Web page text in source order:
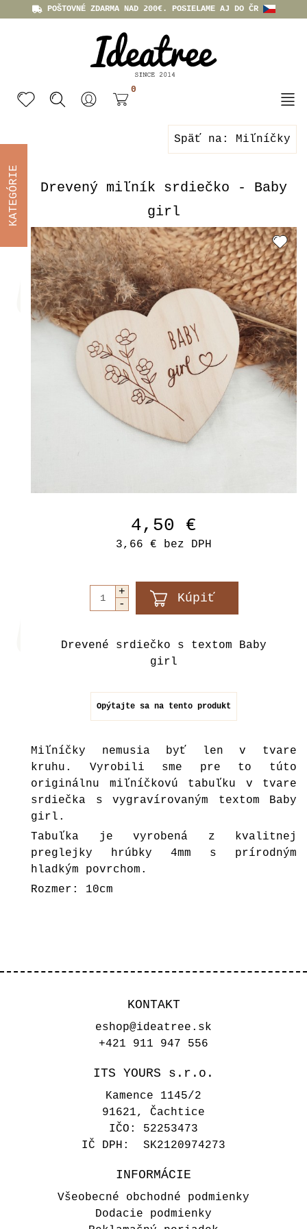
POŠTOVNÉ ZDARMA NAD 200€. POSIELAME AJ DO ČR
0
Späť na: Miľníčky
Drevený miľník srdiečko - Baby
girl
4,50 €
3,66 € bez DPH
Drevené srdiečko s textom Baby
girl
Opýtajte sa na tento produkt
Miľníčky nemusia byť len v tvare
kruhu. Vyrobili sme pre to túto
originálnu miľníčkovú tabuľku v tvare
srdiečka s vygravírovaným textom Baby
girl.
Tabuľka je vyrobená z kvalitnej
preglejky hrúbky 4mm s prírodným
hladkým povrchom.
Rozmer: 10cm
KONTAKT
eshop@ideatree.sk
+421 911 947 556
ITS YOURS s.r.o.
Kamence 1145/2
91621, Čachtice
IČO: 52253473
IČ DPH: SK2120974273
INFORMÁCIE
Všeobecné obchodné podmienky
Dodacie podmienky
KATEGÓRIE